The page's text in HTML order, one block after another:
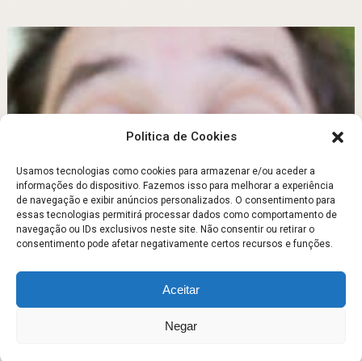
Politica de Cookies
Usamos tecnologias como cookies para armazenar e/ou aceder a
informações do dispositivo. Fazemos isso para melhorar a experiência
de navegação e exibir anúncios personalizados. O consentimento para
essas tecnologias permitirá processar dados como comportamento de
navegação ou IDs exclusivos neste site. Não consentir ou retirar o
consentimento pode afetar negativamente certos recursos e funções.
Aceitar
Negar
Suplementos alimentares
Agosto 20, 2011
Escola FitnessCopyright © 2026.